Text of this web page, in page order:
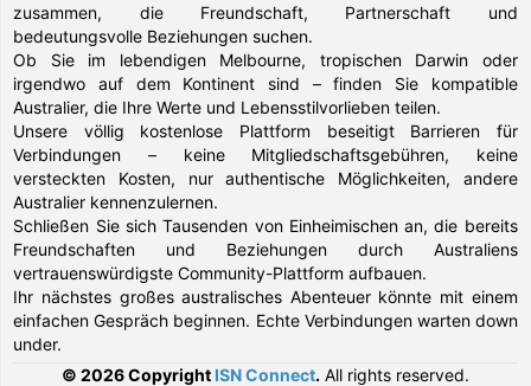
zusammen, die Freundschaft, Partnerschaft und
bedeutungsvolle Beziehungen suchen.
Ob Sie im lebendigen Melbourne, tropischen Darwin oder
irgendwo auf dem Kontinent sind – finden Sie kompatible
Australier, die Ihre Werte und Lebensstilvorlieben teilen.
Unsere völlig kostenlose Plattform beseitigt Barrieren für
Verbindungen – keine Mitgliedschaftsgebühren, keine
versteckten Kosten, nur authentische Möglichkeiten, andere
Australier kennenzulernen.
Schließen Sie sich Tausenden von Einheimischen an, die bereits
Freundschaften und Beziehungen durch Australiens
vertrauenswürdigste Community-Plattform aufbauen.
Ihr nächstes großes australisches Abenteuer könnte mit einem
einfachen Gespräch beginnen. Echte Verbindungen warten down
under.
© 2026 Copyright ISN Connect. All rights reserved.